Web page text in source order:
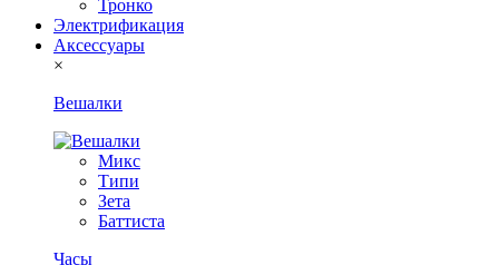
Тронко
Электрификация
Аксессуары
×
Вешалки
Микс
Типи
Зета
Баттиста
Часы